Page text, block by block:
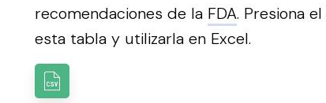
recomendaciones de la FDA. Presiona
esta tabla y utilizarla en Excel.